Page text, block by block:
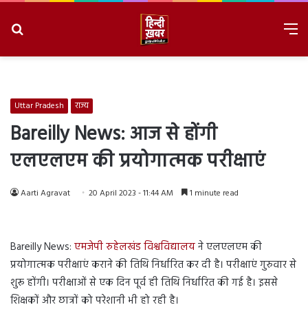
Uttar Pradesh राज्य
Bareilly News: आज से होंगी
एलएलएम की प्रयोगात्मक परीक्षाएं
Aarti Agravat 20 April 2023 - 11:44 AM 1 minute read
Bareilly News: एमजेपी रुहेलखंड विश्वविद्यालयने एलएलएम की
प्रयोगात्मक परीक्षाएं कराने की तिथि निर्धारित कर दी है। परीक्षाएं गुरुवार से
शुरू होंगी। परीक्षाओं से एक दिन पूर्व ही तिथि निर्धारित की गई है। इससे
शिक्षकों और छात्रों को परेशानी भी हो रही है।